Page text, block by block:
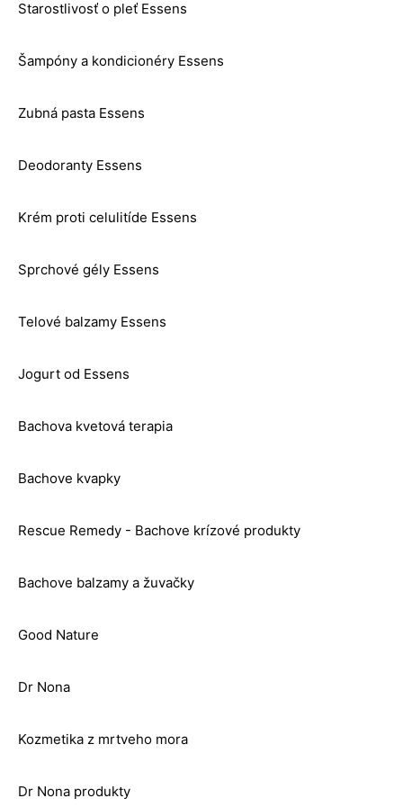
Starostlivosť o pleť Essens
Šampóny a kondicionéry Essens
Zubná pasta Essens
Deodoranty Essens
Krém proti celulitíde Essens
Sprchové gély Essens
Telové balzamy Essens
Jogurt od Essens
Bachova kvetová terapia
Bachove kvapky
Rescue Remedy - Bachove krízové produkty
Bachove balzamy a žuvačky
Good Nature
Dr Nona
Kozmetika z mrtveho mora
Dr Nona produkty